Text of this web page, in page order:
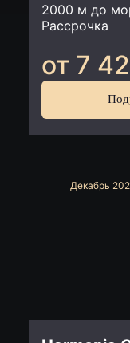
2000 м до
Рассрочка
от 7
Декабрь